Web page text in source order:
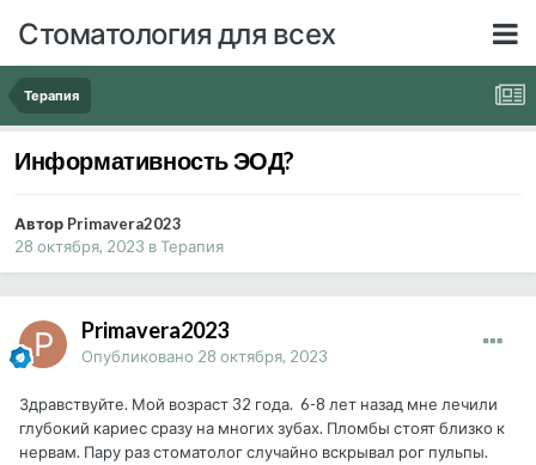
Стоматология для всех
Терапия
Информативность ЭОД?
Автор Primavera2023
28 октября, 2023 вТерапия
Primavera2023
Опубликовано 28 октября, 2023
Здравствуйте. Мой возраст 32 года. 6-8 лет назад мне лечили
глубокий кариес сразу на многих зубах. Пломбы стоят близко к
нервам. Пару раз стоматолог случайно вскрывал рог пульпы.